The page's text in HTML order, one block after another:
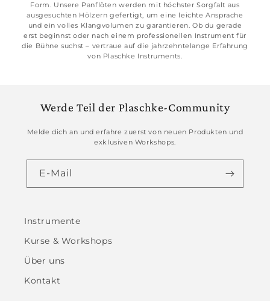
Form. Unsere Panflöten werden mit höchster Sorgfalt aus
ausgesuchten Hölzern gefertigt, um eine leichte Ansprache
und ein volles Klangvolumen zu garantieren. Ob du gerade
erst beginnst oder nach einem professionellen Instrument für
die Bühne suchst – vertraue auf die jahrzehntelange Erfahrung
von Plaschke Instruments.
Werde Teil der Plaschke-Community
Melde dich an und erfahre zuerst von neuen Produkten und
exklusiven Workshops.
E-Mail
Instrumente
Kurse & Workshops
Über uns
Kontakt